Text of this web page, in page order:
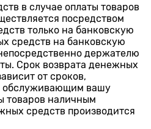
в случае оплаты товаров
посредством
только на банковскую
средств на банковскую
держателю
Срок возврата денежных
от сроков,
обслуживающим вашу
товаров наличным
средств производится